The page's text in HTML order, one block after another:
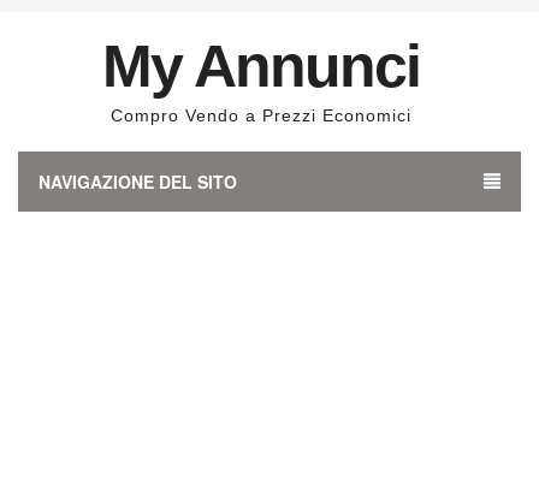
My Annunci
Compro Vendo a Prezzi Economici
NAVIGAZIONE DEL SITO